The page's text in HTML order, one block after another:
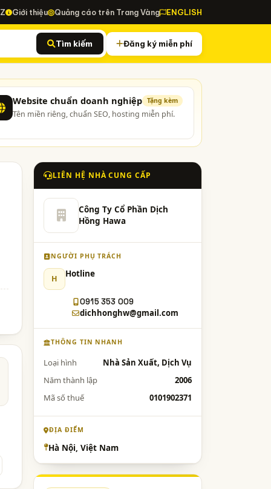
Giới thiệu Quảng cáo trên Trang Vàng ENGLISH
Tìm kiếm Đăng ký miễn phí
Website chuẩn doanh nghiệp Tặng kèm
Tên miền riêng, chuẩn SEO, hosting miễn phí.
LIÊN HỆ NHÀ CUNG CẤP
Công Ty Cổ Phần Dịch
Hồng Hawa
NGƯỜI PHỤ TRÁCH
H Hotline
0915 353 009
dichhonghw@gmail.com
THÔNG TIN NHANH
Loại hình
Nhà Sản Xuất, Dịch Vụ
Năm thành lập
2006
Mã số thuế
0101902371
ĐỊA ĐIỂM
Hà Nội, Việt Nam